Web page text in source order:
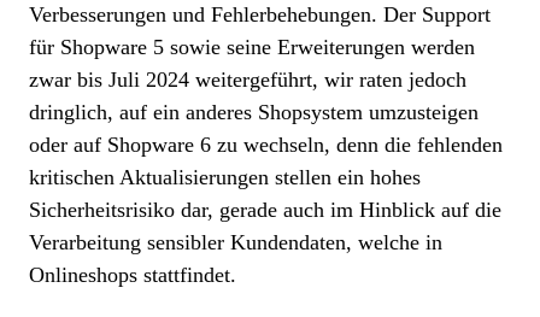
Verbesserungen und Fehlerbehebungen. Der Support
für Shopware 5 sowie seine Erweiterungen werden
zwar bis Juli 2024 weitergeführt, wir raten jedoch
dringlich, auf ein anderes Shopsystem umzusteigen
oder auf Shopware 6 zu wechseln, denn die fehlenden
kritischen Aktualisierungen stellen ein hohes
Sicherheitsrisiko dar, gerade auch im Hinblick auf die
Verarbeitung sensibler Kundendaten, welche in
Onlineshops stattfindet.